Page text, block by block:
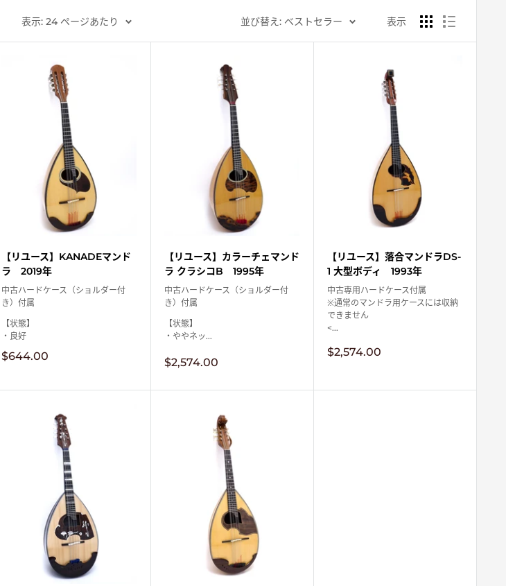
表示: 24 ページあたり 並び替え: ベストセラー 表示
【リユース】KANADEマンド
ラ 2019年
中古ハードケース（ショルダー付
き）付属
【状態】
・良好
販
格
$644.00
【リユース】カラーチェマンド
ラ クラシコB 1995年
中古ハードケース（ショルダー付
き）付属
【状態】
・ややネッ...
販
格
$2,574.00
【リユース】落合マンドラDS-
1 大型ボディ 1993年
中古専用ハードケース付属
※通常のマンドラ用ケースには収納
できません
<...
販
$2,574.00